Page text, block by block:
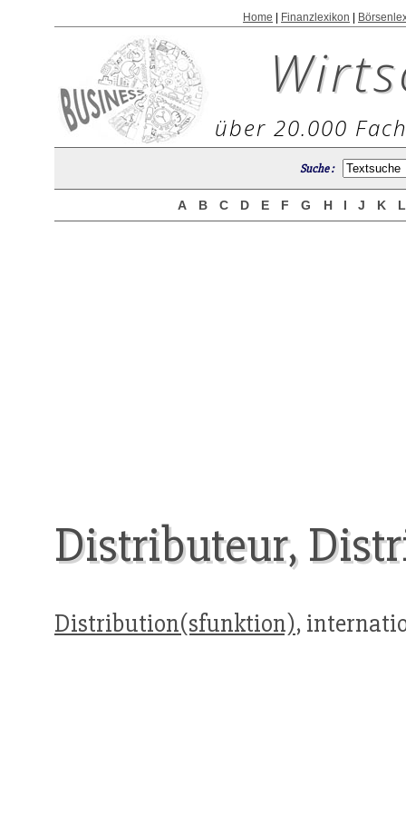
Home Finanzlexikon
über 20.000
Suche :
A B C D E F G H I J K
Distributeur,
Distribution(sfunktion),